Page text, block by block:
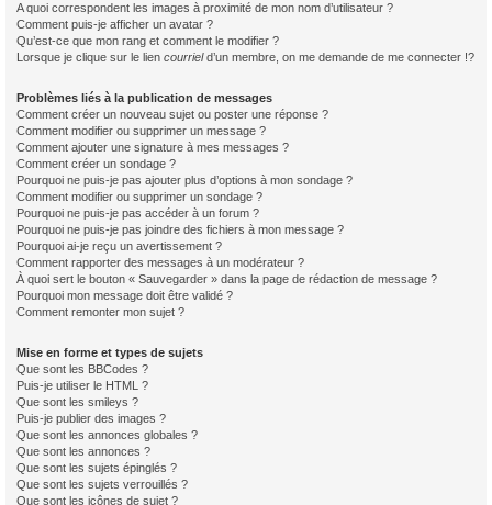
A quoi correspondent les images à proximité de mon nom d’utilisateur ?
Comment puis-je afficher un avatar ?
Qu’est-ce que mon rang et comment le modifier ?
Lorsque je clique sur le lien courrield’un membre, on me demande de me connecter !?
Problèmes liés à la publication de messages
Comment créer un nouveau sujet ou poster une réponse ?
Comment modifier ou supprimer un message ?
Comment ajouter une signature à mes messages ?
Comment créer un sondage ?
Pourquoi ne puis-je pas ajouter plus d’options à mon sondage ?
Comment modifier ou supprimer un sondage ?
Pourquoi ne puis-je pas accéder à un forum ?
Pourquoi ne puis-je pas joindre des fichiers à mon message ?
Pourquoi ai-je reçu un avertissement ?
Comment rapporter des messages à un modérateur ?
À quoi sert le bouton « Sauvegarder » dans la page de rédaction de message ?
Pourquoi mon message doit être validé ?
Comment remonter mon sujet ?
Mise en forme et types de sujets
Que sont les BBCodes ?
Puis-je utiliser le HTML ?
Que sont les smileys ?
Puis-je publier des images ?
Que sont les annonces globales ?
Que sont les annonces ?
Que sont les sujets épinglés ?
Que sont les sujets verrouillés ?
Que sont les icônes de sujet ?